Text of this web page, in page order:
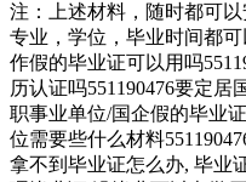
注：上述材料，随时都可
专业，学位，毕业时间都
作假的毕业证可以用吗
历认证吗551190476要定居
职事业单位/国企假的毕业
位需要些什么材料
拿不到毕业证怎么办, 毕业